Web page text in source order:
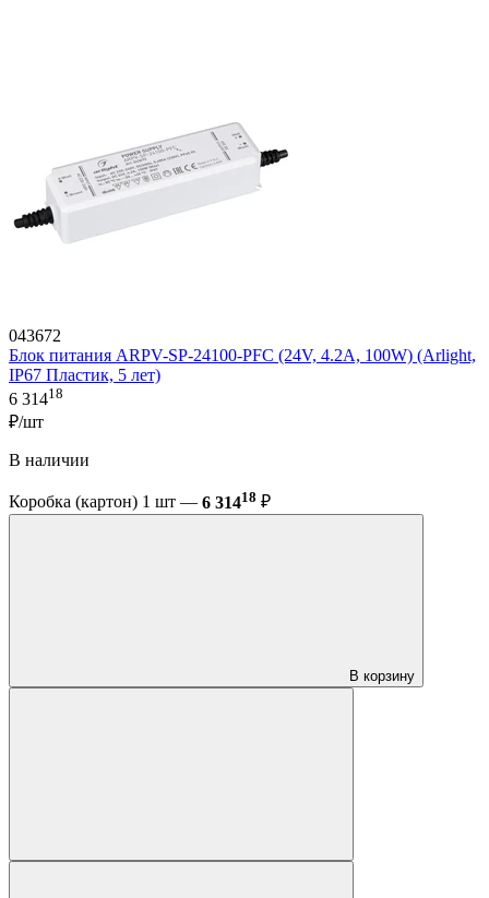
043672
Блок питания ARPV-SP-24100-PFC (24V, 4.2A, 100W) (Arlight,
IP67 Пластик, 5 лет)
6 31418
₽/шт
В наличии
Коробка (картон) 1 шт — 6 31418 ₽
В корзину